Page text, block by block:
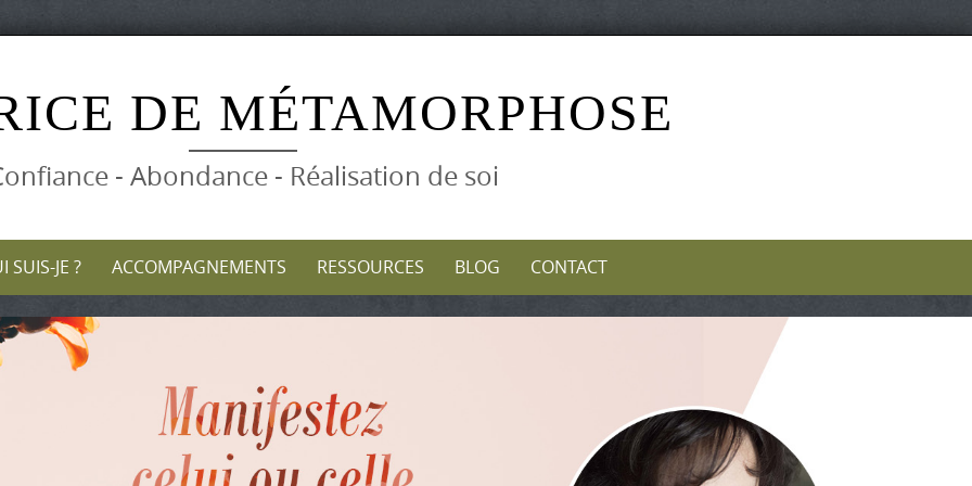
content
DE MÉTAMORPHOSE
- Abondance - Réalisation de soi
SUIS-JE ? ACCOMPAGNEMENTS RESSOURCES BLOG CONTACT